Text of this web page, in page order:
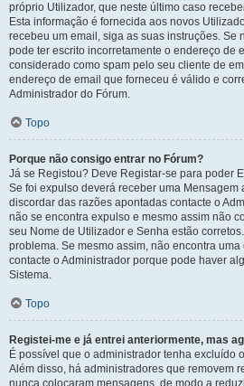
próprio Utilizador, que neste último caso
Esta informação é fornecida aos novos
recebeu um email, siga as suas instruções. Se
pode ter escrito incorretamente o endereço de
considerado como spam pelo seu cliente de
endereço de email que forneceu é válido e
Administrador do Fórum.
Topo
Porque não consigo entrar no Fórum?
Já se Registou? Deve Registar-se para poder
Se foi expulso deverá receber uma Mensagem
discordar das razões apontadas contacte o
não se encontra expulso e mesmo assim não
seu Nome de Utilizador e Senha estão
problema. Se mesmo assim, não encontra
contacte o Administrador porque pode haver
Sistema.
Topo
Registei-me e já entrei anteriormente, mas
É possível que o administrador tenha excluído
Além disso, há administradores que removem
nunca colocaram mensagens, de modo a